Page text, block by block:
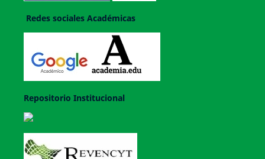
Redes sociales Académicas
Repositorio Institucional